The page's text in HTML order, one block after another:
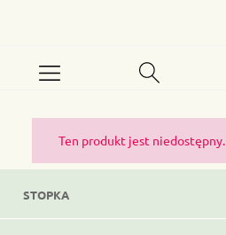
Ten produkt jest niedostępny.
STOPKA